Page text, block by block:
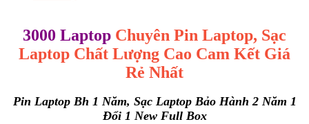
3000 Laptop Chuyên Pin Laptop, Sạc
Laptop Chất Lượng Cao Cam Kết Giá
Rẻ Nhất
Pin Laptop Bh 1 Năm, Sạc Laptop Bảo Hành 2 Năm 1
Đổi 1 New Full Box